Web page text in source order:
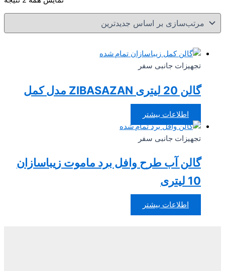
تمام شده
تجهیزات جانبی سفر
گالن 20 لیتری ZIBASAZAN مدل کمل
اطلاعات بیشتر
تمام شده
تجهیزات جانبی سفر
گالن آب طرح وافل برد ماموت زیباسازان
10 لیتری
اطلاعات بیشتر